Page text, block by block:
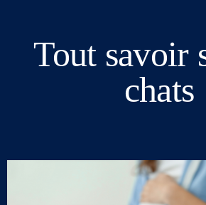
Tout savoir
chats